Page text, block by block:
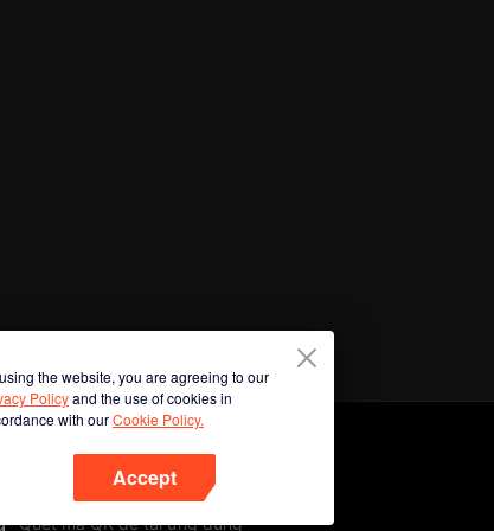
the website, you are agreeing to our
Policyand the use of cookies in
with ourCookie Policy.
Accept
Quét mã QR để tải ứng dụng